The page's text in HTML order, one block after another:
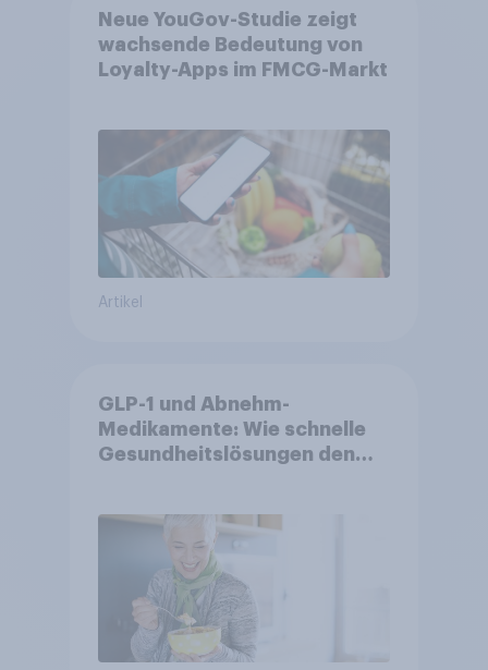
Neue YouGov-Studie zeigt
wachsende Bedeutung von
Loyalty-Apps im FMCG-Markt
Artikel
GLP-1 und Abnehm-
Medikamente: Wie schnelle
Gesundheitslösungen den